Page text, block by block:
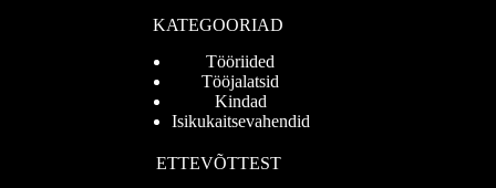
KATEGOORIAD
Tööriided
Tööjalatsid
Kindad
Isikukaitsevahendid
ETTEVÕTTEST